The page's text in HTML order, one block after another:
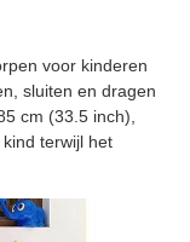
voor kinderen
sluiten en dragen
cm (33.5 inch),
terwijl het